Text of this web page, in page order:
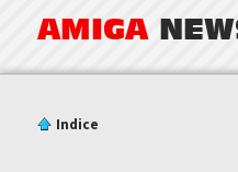
AMIGA
Indice